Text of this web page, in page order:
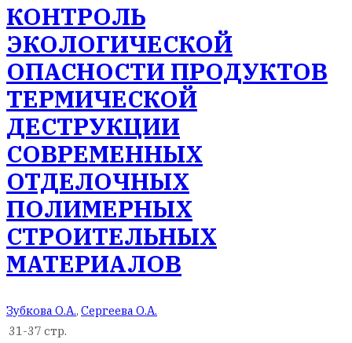
КОНТРОЛЬ
ЭКОЛОГИЧЕСКОЙ
ОПАСНОСТИ ПРОДУКТОВ
ТЕРМИЧЕСКОЙ
ДЕСТРУКЦИИ
СОВРЕМЕННЫХ
ОТДЕЛОЧНЫХ
ПОЛИМЕРНЫХ
СТРОИТЕЛЬНЫХ
МАТЕРИАЛОВ
Зубкова О.А., Сергеева О.А.
31-37 стр.